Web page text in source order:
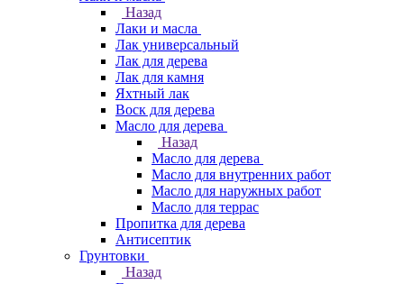
Назад
Лаки и масла
Лак универсальный
Лак для дерева
Лак для камня
Яхтный лак
Воск для дерева
Масло для дерева
Назад
Масло для дерева
Масло для внутренних работ
Масло для наружных работ
Масло для террас
Пропитка для дерева
Антисептик
Грунтовки
Назад